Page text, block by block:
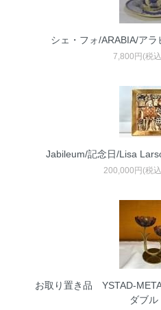
シェ・フォ/ARABIA/ア
7,800円(税
Jabileum/記念日/Lisa
200,000円(税
お取り置き品 YSTAD-
ダブ